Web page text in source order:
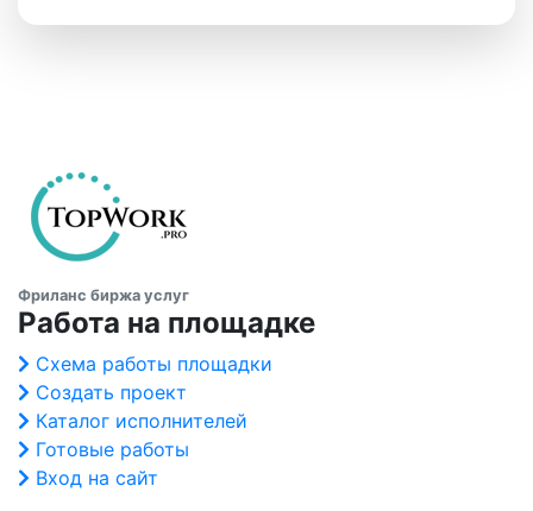
Фриланс биржа услуг
Работа на площадке
Схема работы площадки
Создать проект
Каталог исполнителей
Готовые работы
Вход на сайт